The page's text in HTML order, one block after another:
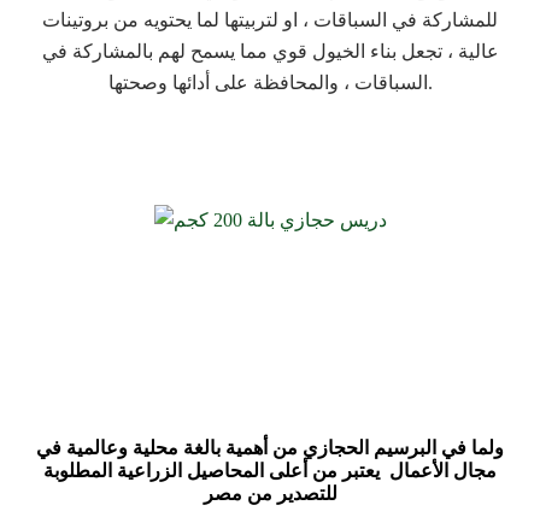
للمشاركة في السباقات ، او لتربيتها لما يحتويه من بروتينات
عالية ، تجعل بناء الخيول قوي مما يسمح لهم بالمشاركة في
السباقات ، والمحافظة على أدائها وصحتها.
ولما في البرسيم الحجازي من أهمية بالغة محلية وعالمية في
مجال الأعمال يعتبر من أعلى المحاصيل الزراعية المطلوبة
للتصدير من مصر